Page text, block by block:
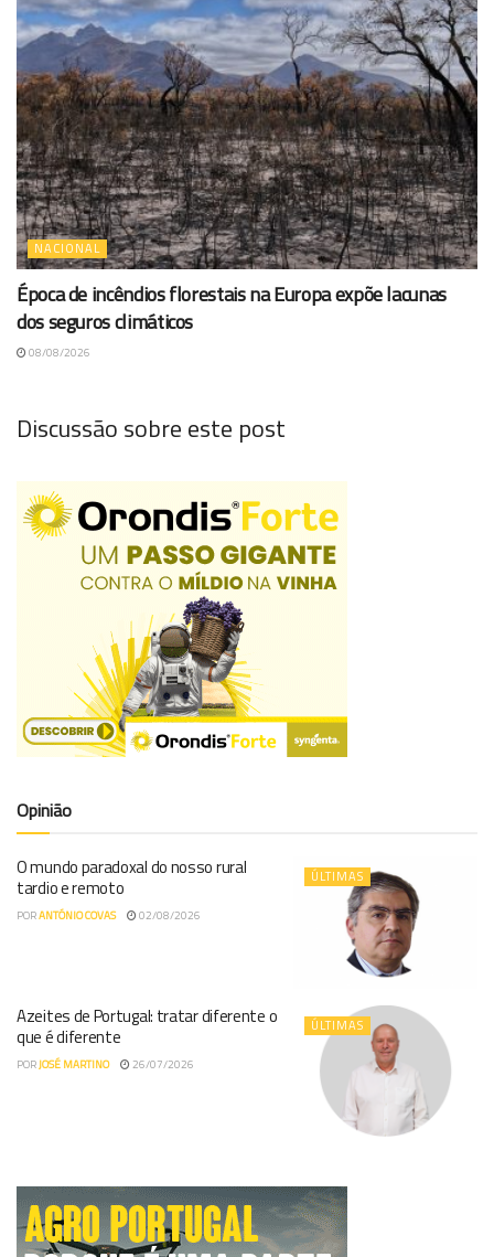
NACIONAL
Época de incêndios florestais na Europa expõe lacunas
dos seguros climáticos
08/08/2026
Discussão sobre este post
Opinião
ÚLTIMAS
O mundo paradoxal do nosso rural
tardio e remoto
PORANTÓNIO COVAS 02/08/2026
ÚLTIMAS
Azeites de Portugal: tratar diferente o
que é diferente
PORJOSÉ MARTINO 26/07/2026